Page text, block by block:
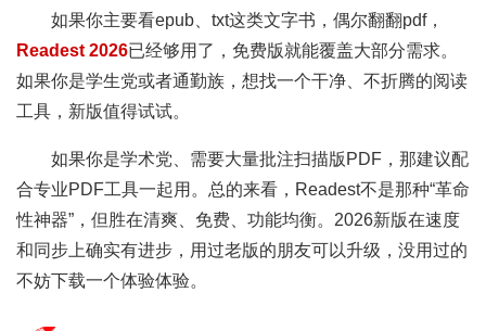
如果你主要看epub、txt这类文字书，偶尔翻翻pdf，
Readest 2026已经够用了，免费版就能覆盖大部分需求。
如果你是学生党或者通勤族，想找一个干净、不折腾的阅读
工具，新版值得试试。
如果你是学术党、需要大量批注扫描版PDF，那建议配
合专业PDF工具一起用。总的来看，Readest不是那种“革命
性神器”，但胜在清爽、免费、功能均衡。2026新版在速度
和同步上确实有进步，用过老版的朋友可以升级，没用过的
不妨下载一个体验体验。